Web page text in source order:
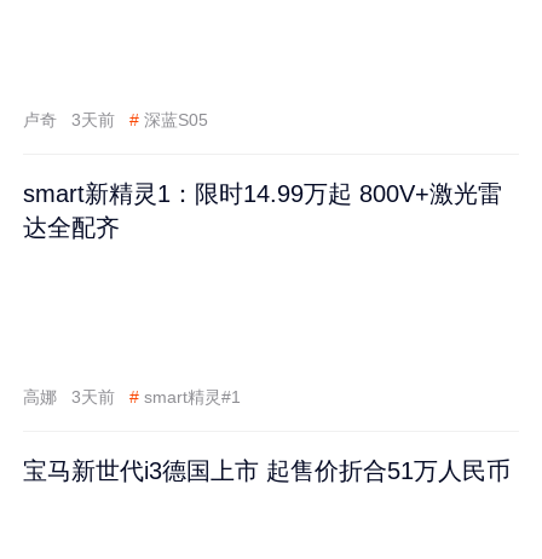
卢奇 3天前 # 深蓝S05
smart新精灵1：限时14.99万起 800V+激光雷
达全配齐
高娜 3天前 # smart精灵#1
宝马新世代i3德国上市 起售价折合51万人民币